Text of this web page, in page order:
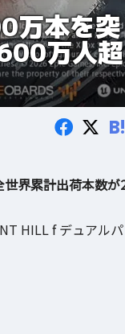
万本を突
万人超
B!
世界累計出荷本数が
HILL f デュアル